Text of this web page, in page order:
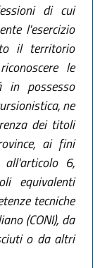
di cui
l'esercizio
il territorio
le
in possesso
ne
dei titoli
ai fini
6,
equivalenti
tecniche
(CONI), da
o da altri